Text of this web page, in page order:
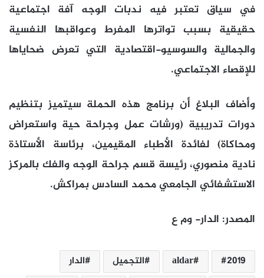
في سياق تعتبر فيه ندبات الوجه آفة اجتماعية
حقيقية بسبب تواترها المفرط وعواقبها النفسية
والجمالية والسوسيو-اقتصادية التي تعرض ضحاياها
للإقصاء الاجتماعي.
وأضاف البلاغ أن برنامج هذه الحملة سيتميز بتنظيم
دورات تدريبية (ورشات عمل وجراحة حية واستعراض
ومحاكاة) لفائدة الأطباء المقيمين، برئاسة الأستاذة
نادية منصوري، رئيسة قسم جراحة الوجه والفك بالمركز
الاستشفائي الجامعي محمد السادس بمراكش.
المصدر: الدار- وم ع
2019
aldar التجميل
الدار